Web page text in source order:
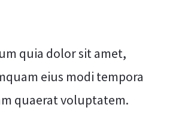
quia dolor sit amet,
eius modi tempora
quaerat voluptatem.